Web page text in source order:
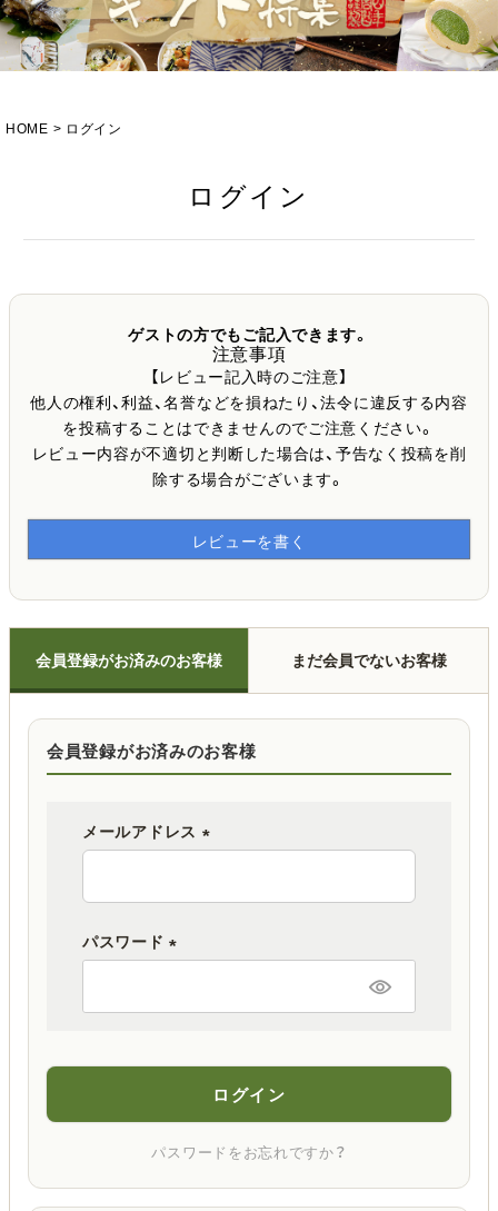
HOME ログイン
ログイン
ゲストの方でもご記入できます。
注意事項
【レビュー記入時のご注意】
他人の権利、利益、名誉などを損ねたり、法令に違反する内容
を投稿することはできませんのでご注意ください。
レビュー内容が不適切と判断した場合は、予告なく投稿を削
除する場合がございます。
レビューを書く
会員登録がお済みのお客様 まだ会員でないお客様
会員登録がお済みのお客様
メールアドレス
パスワード
ログイン
パスワードをお忘れですか？